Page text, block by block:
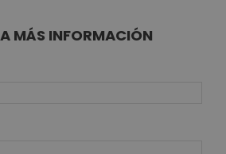
MÁS INFORMACIÓN